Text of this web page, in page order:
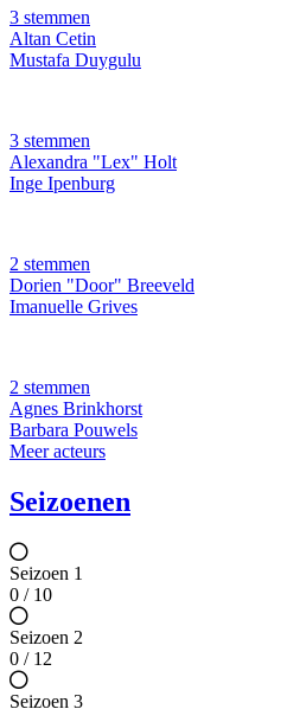
3 stemmen
Altan Cetin
Mustafa Duygulu
3 stemmen
Alexandra "Lex" Holt
Inge Ipenburg
2 stemmen
Dorien "Door" Breeveld
Imanuelle Grives
2 stemmen
Agnes Brinkhorst
Barbara Pouwels
Meer acteurs
Seizoenen
Seizoen 1
0 / 10
Seizoen 2
0 / 12
Seizoen 3